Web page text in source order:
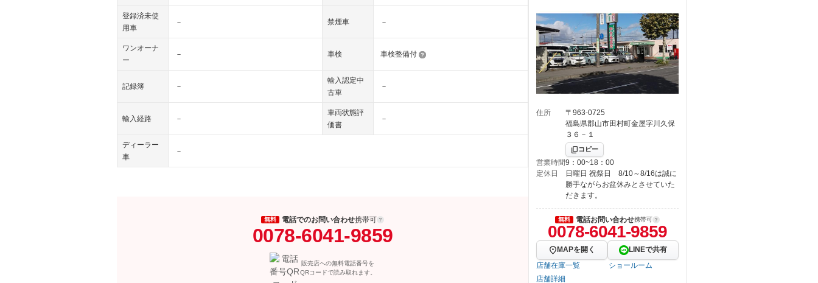
登録済未使
用車
－ 禁煙車 －
ワンオーナ
ー
－ 車検 車検整備付
記録簿 －
輸入認定中
古車
－
輸入経路 －
車両状態評
価書
－
ディーラー
車
－
無料 電話でのお問い合わせ携帯可
0078-6041-9859
販売店への無料電話番号を
QRコードで読み取れます。
住所
〒963-0725
福島県郡山市田村町金屋字川久保
３６－１
コピー
営業時間9：00~18：00
定休日
日曜日 祝祭日 8/10～8/16は誠に
勝手ながらお盆休みとさせていた
だきます。
無料 電話お問い合わせ携帯可
0078-6041-9859
MAPを開く
LINEで共有
店舗在庫一覧
ショールーム
店舗詳細